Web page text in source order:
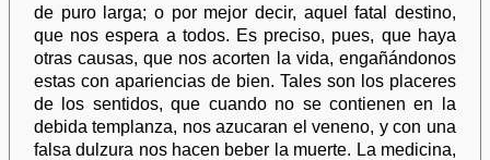
de puro larga; o por mejor decir, aquel fatal destino,
que nos espera a todos. Es preciso, pues, que haya
otras causas, que nos acorten la vida, engañándonos
estas con apariencias de bien. Tales son los placeres
de los sentidos, que cuando no se contienen en la
debida templanza, nos azucaran el veneno, y con una
falsa dulzura nos hacen beber la muerte. La medicina,